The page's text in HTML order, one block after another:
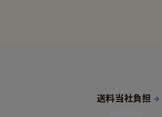
送料当社負担